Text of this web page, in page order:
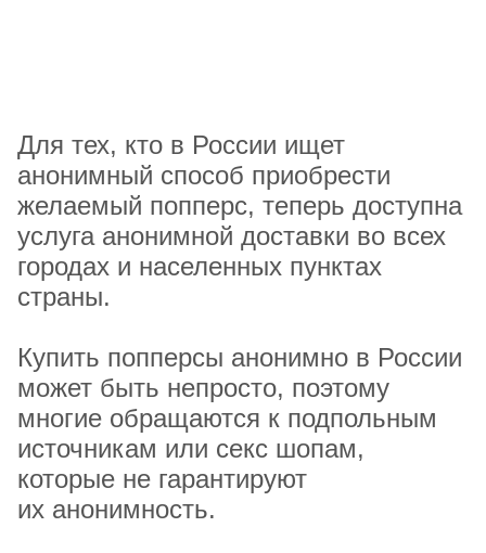
Для тех, кто в России ищет
анонимный способ приобрести
желаемый попперс, теперь доступна
услуга анонимной доставки во всех
городах и населенных пунктах
страны.
Купить попперсы анонимно в России
может быть непросто, поэтому
многие обращаются к подпольным
источникам или секс шопам,
которые не гарантируют
их анонимность.